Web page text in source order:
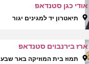
אודי כגן סטנדאפ
תיאטרון יד למגינים יגור
ארז בירנבוים סטנדאפ
תמוז בית המוזיקה באר שבע